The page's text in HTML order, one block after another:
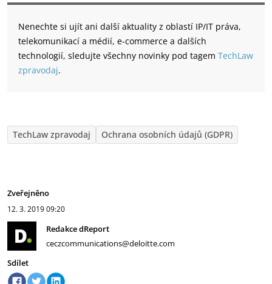
Nenechte si ujít ani další aktuality z oblastí IP/IT práva,
telekomunikací a médií, e-commerce a dalších
technologií, sledujte všechny novinky pod tagem TechLaw
zpravodaj.
TechLaw zpravodaj Ochrana osobních údajů (GDPR)
Zveřejněno
12. 3. 201909:20
Redakce dReport
ceczcommunications@deloitte.com
Sdílet